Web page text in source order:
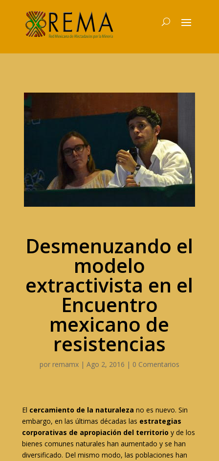
Desmenuzando el
modelo
extractivista en el
Encuentro
mexicano de
resistencias
por remamx| Ago 2, 2016 | 0 Comentarios
El cercamiento de la naturaleza no es nuevo. Sin
embargo, en las últimas décadas las estrategias
corporativas de apropiación del territorio y de los
bienes comunes naturales han aumentado y se han
diversificado. Del mismo modo, las poblaciones han